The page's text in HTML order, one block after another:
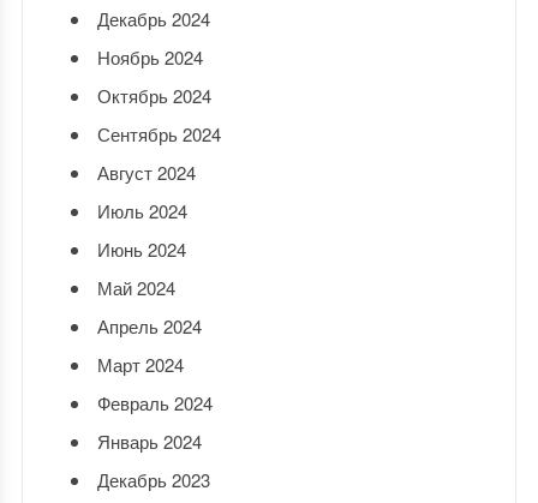
Декабрь 2024
Ноябрь 2024
Октябрь 2024
Сентябрь 2024
Август 2024
Июль 2024
Июнь 2024
Май 2024
Апрель 2024
Март 2024
Февраль 2024
Январь 2024
Декабрь 2023